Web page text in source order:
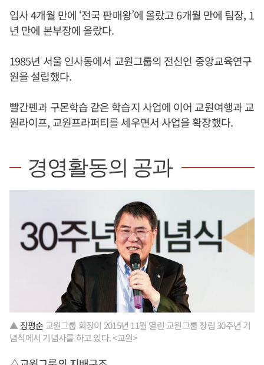
입사 4개월 만에 ‘전국 판매왕’에 올랐고 6개월 만에 팀장, 1
년 만에 본부장에 올랐다.
1985년 서울 인사동에서 교원그룹의 전신인 중앙교육연구
원을 설립했다.
빨간펜과 구몬학습 같은 학습지 사업에 이어 교원여행과 교
원라이프, 교원프라퍼티를 세우면서 사업을 확장했다.
경영활동의 공과
▲장평순 교원그룹 회장이 2015년 11월 열린 교원그룹 창립 30주년 기
념식에서 기념사를 하고 있다. <교원>